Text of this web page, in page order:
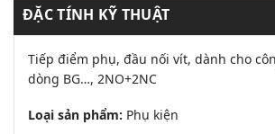
ĐẶC TÍNH KỸ THUẬT
Tiếp điểm phụ, đầu nối vít, dành cho
dòng BG…, 2NO+2NC
Loại sản phẩm: Phụ kiện